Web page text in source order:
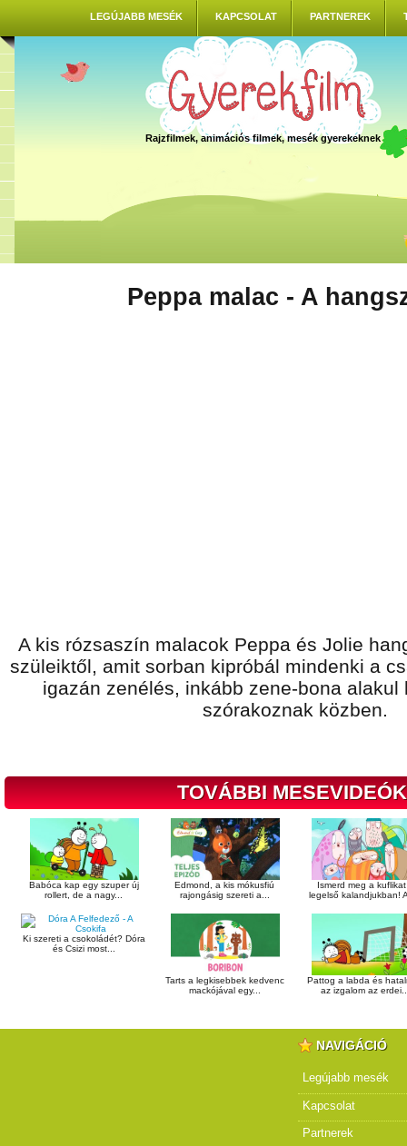
LEGÚJABB MESÉK KAPCSOLAT PARTNEREK
Rajzfilmek, animációs filmek, mesék gyerekeknek
Peppa malac - A
A kis rózsaszín malacok Peppa és Jolie
szüleiktől, amit sorban kipróbál mindenki a
igazán zenélés, inkább zene-bona alakul
szórakoznak közben.
TOVÁBBI
Babóca kap egy szuper új
rollert, de a nagy...
Edmond, a kis mókusfiú
rajongásig szereti a...
Ismerd meg a
legelső kalandjukban!
Ki szereti a csokoládét? Dóra
és Csizi most...
Tarts a legkisebbek kedvenc
mackójával egy...
Pattog a labda és
az izgalom az
NAVIGÁCIÓ
Legújabb mesék
Kapcsolat
Partnerek